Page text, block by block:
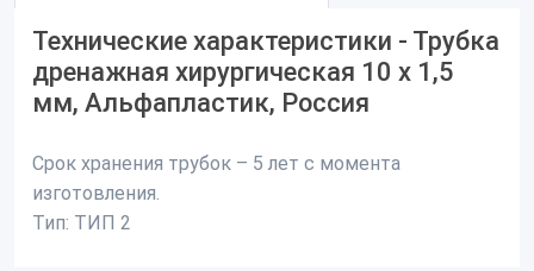
Технические характеристики - Трубка
дренажная хирургическая 10 х 1,5
мм, Альфапластик, Россия
Срок хранения трубок – 5 лет с момента
изготовления.
Тип: ТИП 2